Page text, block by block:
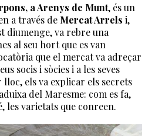
a Arenys de Munt, és un
a través de Mercat Arrels i,
diumenge, va rebre una
al seu hort que es van
que el mercat va adreçar
socis i sòcies i a les seves
els va explicar els secrets
del Maresme: com es fa,
les varietats que conreen.